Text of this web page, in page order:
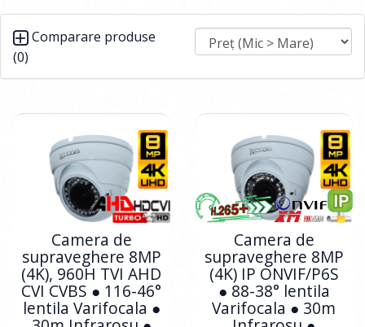
Comparare produse
(0)
Camera de
supraveghere 8MP
(4K), 960H TVI AHD
CVI CVBS ● 116-46°
lentila Varifocala ●
Camera de
supraveghere 8MP
(4K) IP ONVIF/P6S
● 88-38° lentila
Varifocala ● 30m